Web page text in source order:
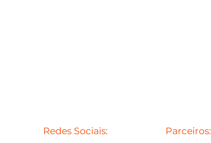
Redes Sociais: Parceiros: